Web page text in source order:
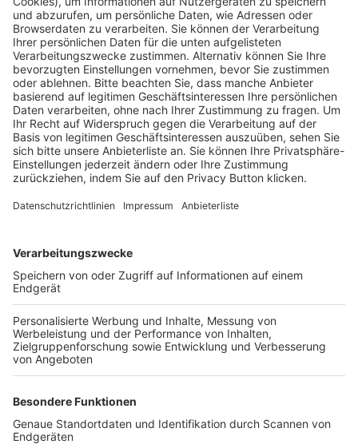
Pässe und Vereinswechsel
Trainerausbildung
Schulungsangebot Vereinsmitarbeiter
BFV-Geschäftsstellen
Trainerbörse
Login SpielPlus
FOLGE DEM BFV
TOP-VEREINE
TOP-PARTNER